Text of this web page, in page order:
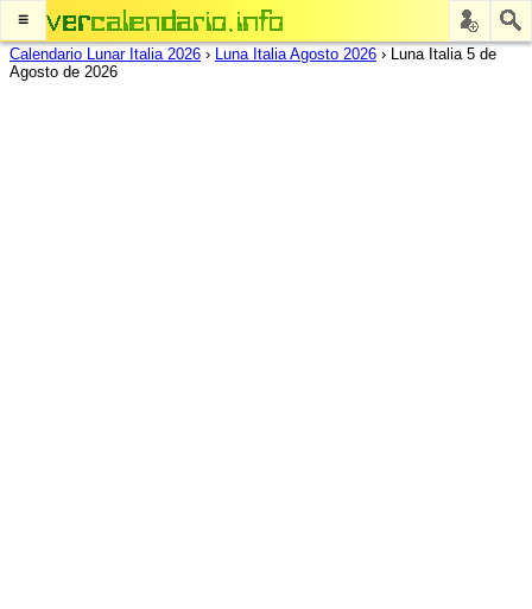
≡
Calendario Lunar Italia 2026 › Luna Italia Agosto 2026 › Luna Italia 5 de
Agosto de 2026